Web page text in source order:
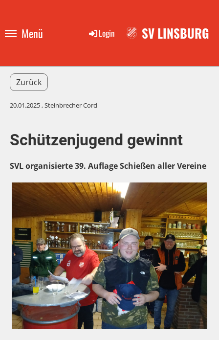
Menü Login SV LINSBURG
Zurück
20.01.2025, Steinbrecher Cord
Schützenjugend gewinnt
SVL organisierte 39. Auflage Schießen aller Vereine